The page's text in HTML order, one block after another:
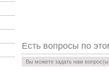
Есть вопросы по
Вы можете задать нам